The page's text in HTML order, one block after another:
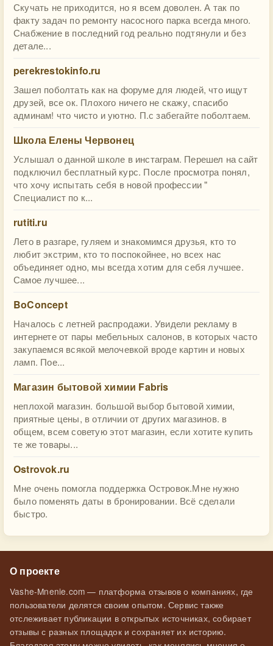
Скучать не приходится, но я всем доволен. А так по
факту задач по ремонту насосного парка всегда много.
Снабжение в последний год реально подтянули и без
детале...
perekrestokinfo.ru
Зашел поболтать как на форуме для людей, что ищут
друзей, все ок. Плохого ничего не скажу, спасибо
админам! что чисто и уютно. П.с забегайте поболтаем.
Школа Елены Червонец
Услышал о данной школе в инстаграм. Перешел на сайт
подключил бесплатный курс. После просмотра понял,
что хочу испытать себя в новой профессии "
Специалист по к...
rutiti.ru
Лето в разгаре, гуляем и знакомимся друзья, кто то
любит экстрим, кто то поспокойнее, но всех нас
объединяет одно, мы всегда хотим для себя лучшее.
Самое лучшее...
BoConcept
Началось с летней распродажи. Увидели рекламу в
интернете от пары мебельных салонов, в которых часто
закупаемся всякой мелочевкой вроде картин и новых
ламп. Пое...
Магазин бытовой химии Fabris
неплохой магазин. большой выбор бытовой химии,
приятные цены, в отличии от других магазинов. в
общем, всем советую этот магазин, если хотите купить
те же товары...
Ostrovok.ru
Мне очень помогла поддержка Островок.Мне нужно
было поменять даты в бронировании. Всё сделали
быстро.
О проекте
Vashe-Mnenie.com — платформа отзывов о компаниях, где
пользователи делятся своим опытом. Сервис также
отслеживает публикации в открытых источниках, собирает
отзывы с разных площадок и сохраняет их историю.